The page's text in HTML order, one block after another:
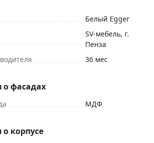
Белый Egger
SV-мебель, г.
Пенза
36 мес
фасадах
МДФ
корпусе